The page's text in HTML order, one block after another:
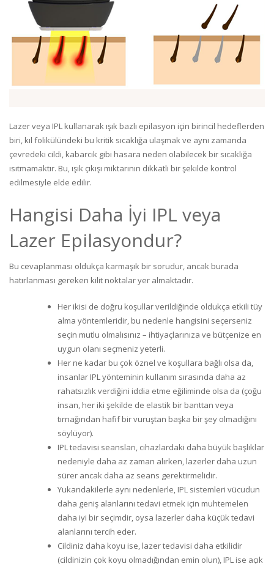
Lazer veya IPL kullanarak ışık bazlı epilasyon için birincil hedeflerden
biri, kıl folikülündeki bu kritik sıcaklığa ulaşmak ve aynı zamanda
çevredeki cildi, kabarcık gibi hasara neden olabilecek bir sıcaklığa
ısıtmamaktır. Bu, ışık çıkışı miktarının dikkatli bir şekilde kontrol
edilmesiyle elde edilir.
Hangisi Daha İyi IPL veya
Lazer Epilasyondur?
Bu cevaplanması oldukça karmaşık bir sorudur, ancak burada
hatırlanması gereken kilit noktalar yer almaktadır.
Her ikisi de doğru koşullar verildiğinde oldukça etkili tüy
alma yöntemleridir, bu nedenle hangisini seçerseniz
seçin mutlu olmalısınız – ihtiyaçlarınıza ve bütçenize en
uygun olanı seçmeniz yeterli.
Her ne kadar bu çok öznel ve koşullara bağlı olsa da,
insanlar IPL yönteminin kullanım sırasında daha az
rahatsızlık verdiğini iddia etme eğiliminde olsa da (çoğu
insan, her iki şekilde de elastik bir banttan veya
tırnağından hafif bir vuruştan başka bir şey olmadığını
söylüyor).
IPL tedavisi seansları, cihazlardaki daha büyük başlıklar
nedeniyle daha az zaman alırken, lazerler daha uzun
sürer ancak daha az seans gerektirmelidir.
Yukarıdakilerle aynı nedenlerle, IPL sistemleri vücudun
daha geniş alanlarını tedavi etmek için muhtemelen
daha iyi bir seçimdir, oysa lazerler daha küçük tedavi
alanlarını tercih eder.
Cildiniz daha koyu ise, lazer tedavisi daha etkilidir
(cildinizin çok koyu olmadığından emin olun), IPL ise açık